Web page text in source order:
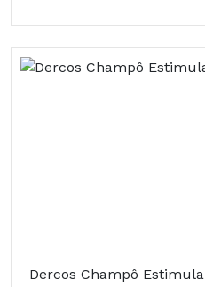
Dercos Champô